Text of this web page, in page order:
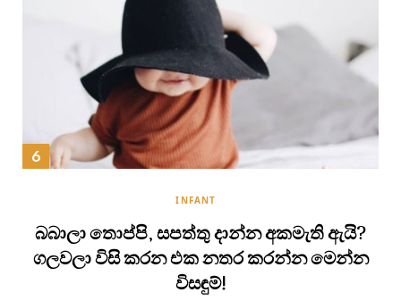
INFANT
බබාලා තොප්පි, සපත්තු දාන්න අකමැති ඇයි?
ගලවලා විසි කරන එක නතර කරන්න මෙන්න
විසඳුම්!